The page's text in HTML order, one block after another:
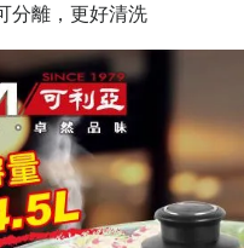
分離，更好清洗